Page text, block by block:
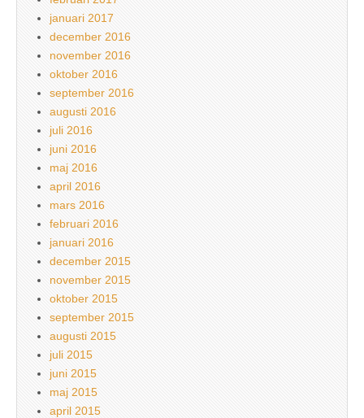
januari 2017
december 2016
november 2016
oktober 2016
september 2016
augusti 2016
juli 2016
juni 2016
maj 2016
april 2016
mars 2016
februari 2016
januari 2016
december 2015
november 2015
oktober 2015
september 2015
augusti 2015
juli 2015
juni 2015
maj 2015
april 2015